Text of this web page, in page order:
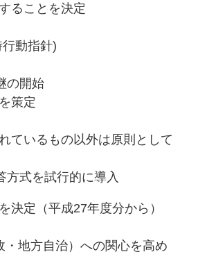
ることを決定
動指針)
の開始
策定
ているもの以外は原則として
方式を試行的に導入
決定（平成27年度分から）
・地方自治）への関心を高め